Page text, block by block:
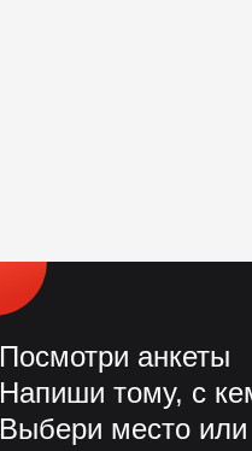
Посмотри анкеты
Напиши тому, с
Выбери место